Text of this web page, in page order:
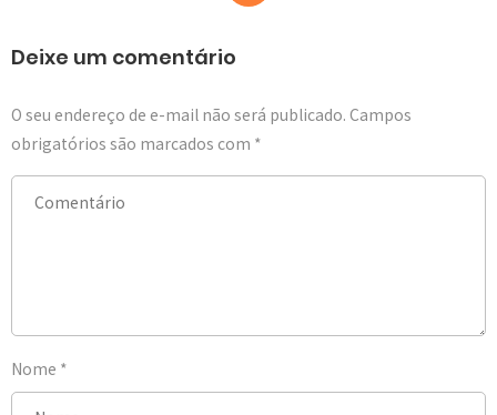
Deixe um comentário
O seu endereço de e-mail não será publicado. Campos
obrigatórios são marcados com *
Nome *